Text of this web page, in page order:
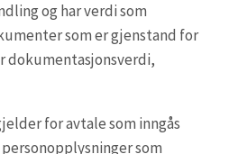
og har verdi som
som er gjenstand for
dokumentasjonsverdi,
for avtale som inngås
som